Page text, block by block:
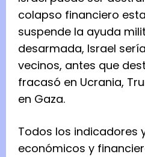
colapso financiero
suspende la ayuda
desarmada, Israel
vecinos, antes que
fracasó en Ucrania,
en Gaza.
Todos los indicadores
económicos y